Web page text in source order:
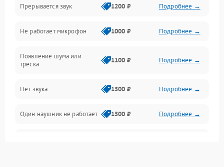
Механические повреждения
Прерывается звук 1200 ₽ Подробнее →
Не работает микрофон 1000 ₽ Подробнее →
Появление шума или
треска
1100 ₽ Подробнее →
Нет звука 1500 ₽ Подробнее →
Один наушник не работает 1500 ₽ Подробнее →